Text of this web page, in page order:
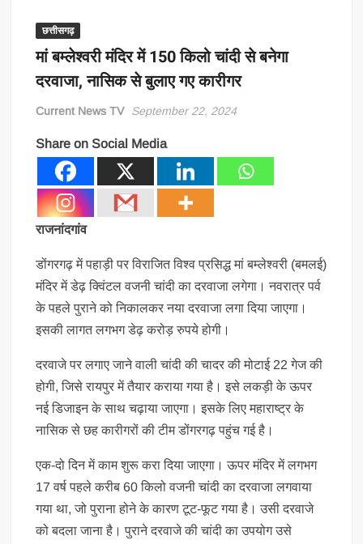
छत्तीसगढ़
मां बम्लेश्वरी मंदिर में 150 किलो चांदी से बनेगा
दरवाजा, नासिक से बुलाए गए कारीगर
Current News TV September 22, 2024
Share on Social Media
राजनांदगांव
डोंगरगढ़ में पहाड़ी पर विराजित विश्व प्रसिद्ध मां बम्लेश्वरी (बमलई)
मंदिर में डेढ़ क्विंटल वजनी चांदी का दरवाजा लगेगा। नवरात्र पर्व
के पहले पुराने को निकालकर नया दरवाजा लगा दिया जाएगा।
इसकी लागत लगभग डेढ़ करोड़ रुपये होगी।
दरवाजे पर लगाए जाने वाली चांदी की चादर की मोटाई 22 गेज की
होगी, जिसे रायपुर में तैयार कराया गया है। इसे लकड़ी के ऊपर
नई डिजाइन के साथ चढ़ाया जाएगा। इसके लिए महाराष्ट्र के
नासिक से छह कारीगरों की टीम डोंगरगढ़ पहुंच गई है।
एक-दो दिन में काम शुरू करा दिया जाएगा। ऊपर मंदिर में लगभग
17 वर्ष पहले करीब 60 किलो वजनी चांदी का दरवाजा लगवाया
गया था, जो पुराना होने के कारण टूट-फूट गया है। उसी दरवाजे
को बदला जाना है। पुराने दरवाजे की चांदी का उपयोग उसे